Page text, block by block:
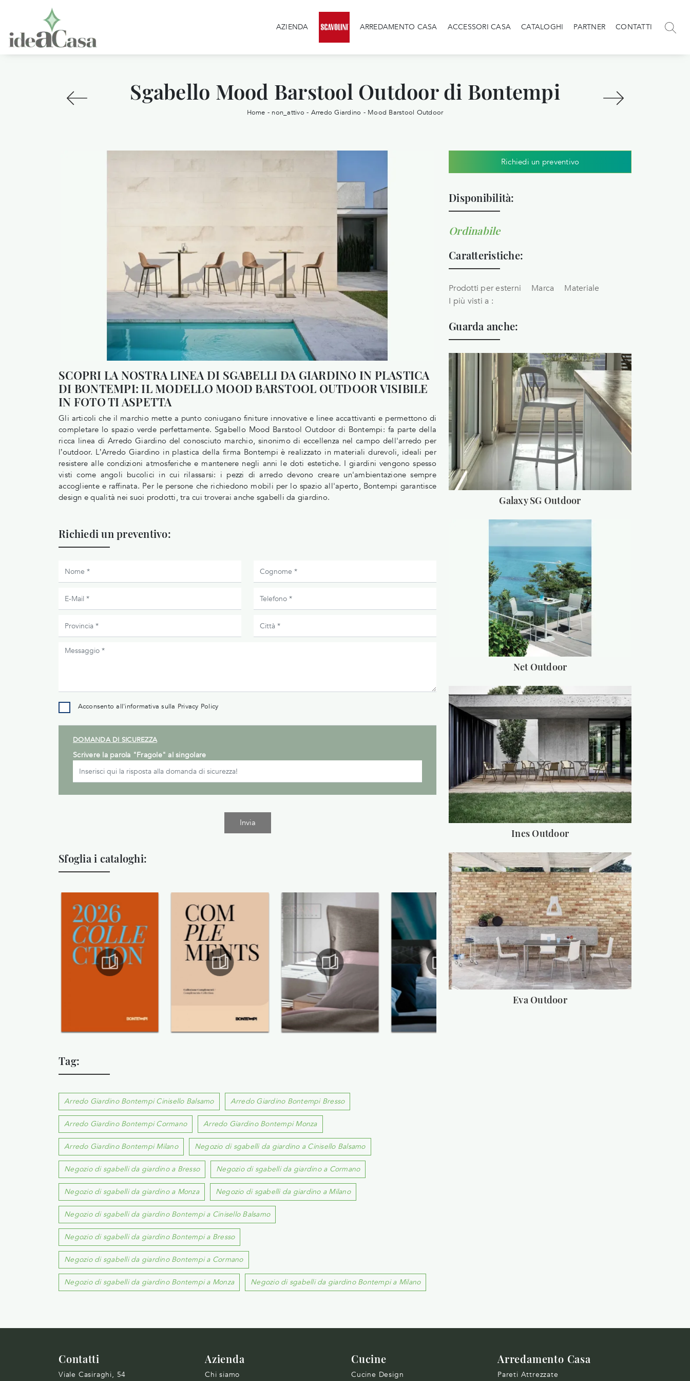
AZIENDA ARREDAMENTO CASA ACCESSORI CASA CATALOGHI PARTNER CONTATTI
Sgabello Mood Barstool Outdoor di Bontempi
Home - non_attivo - Arredo Giardino - Mood Barstool Outdoor
SCOPRI LA NOSTRA LINEA DI SGABELLI DA GIARDINO IN PLASTICA
DI BONTEMPI: IL MODELLO MOOD BARSTOOL OUTDOOR VISIBILE
IN FOTO TI ASPETTA
Gli articoli che il marchio mette a punto coniugano finiture innovative e linee accattivanti e permettono di
completare lo spazio verde perfettamente. Sgabello Mood Barstool Outdoor di Bontempi: fa parte della
ricca linea di Arredo Giardino del conosciuto marchio, sinonimo di eccellenza nel campo dell'arredo per
l’outdoor. L’Arredo Giardino in plastica della firma Bontempi è realizzato in materiali durevoli, ideali per
resistere alle condizioni atmosferiche e mantenere negli anni le doti estetiche. I giardini vengono spesso
visti come angoli bucolici in cui rilassarsi: i pezzi di arredo devono creare un'ambientazione sempre
accogliente e raffinata. Per le persone che richiedono mobili per lo spazio all'aperto, Bontempi garantisce
design e qualità nei suoi prodotti, tra cui troverai anche sgabelli da giardino.
Richiedi un preventivo:
Acconsento all'informativa sulla Privacy Policy
DOMANDA DI SICUREZZA
Scrivere la parola "Fragole" al singolare
Invia
Sfoglia i cataloghi:
Tag:
Arredo Giardino Bontempi Cinisello Balsamo Arredo Giardino Bontempi Bresso
Arredo Giardino Bontempi Cormano Arredo Giardino Bontempi Monza
Arredo Giardino Bontempi Milano Negozio di sgabelli da giardino a Cinisello Balsamo
Negozio di sgabelli da giardino a Bresso Negozio di sgabelli da giardino a Cormano
Negozio di sgabelli da giardino a Monza Negozio di sgabelli da giardino a Milano
Negozio di sgabelli da giardino Bontempi a Cinisello Balsamo
Negozio di sgabelli da giardino Bontempi a Bresso
Negozio di sgabelli da giardino Bontempi a Cormano
Negozio di sgabelli da giardino Bontempi a Monza Negozio di sgabelli da giardino Bontempi a Milano
Richiedi un preventivo
Disponibilità:
Ordinabile
Caratteristiche:
Prodotti per esterni Marca
Materiale
I più visti a :
Guarda anche:
Galaxy SG Outdoor
Net Outdoor
Ines Outdoor
Eva Outdoor
Contatti
Viale Casiraghi, 54
Azienda
Chi siamo
Cucine
Cucine Design
Arredamento Casa
Pareti Attrezzate